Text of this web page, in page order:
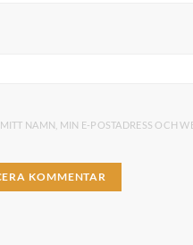
NAMN, MIN E-POSTADRESS OCH